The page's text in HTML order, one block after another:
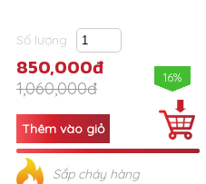
Số lượng
850,000đ
1,060,000đ
16%
Sắp cháy hàng